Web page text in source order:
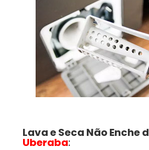
Lava e Seca Não Enche
Uberaba: